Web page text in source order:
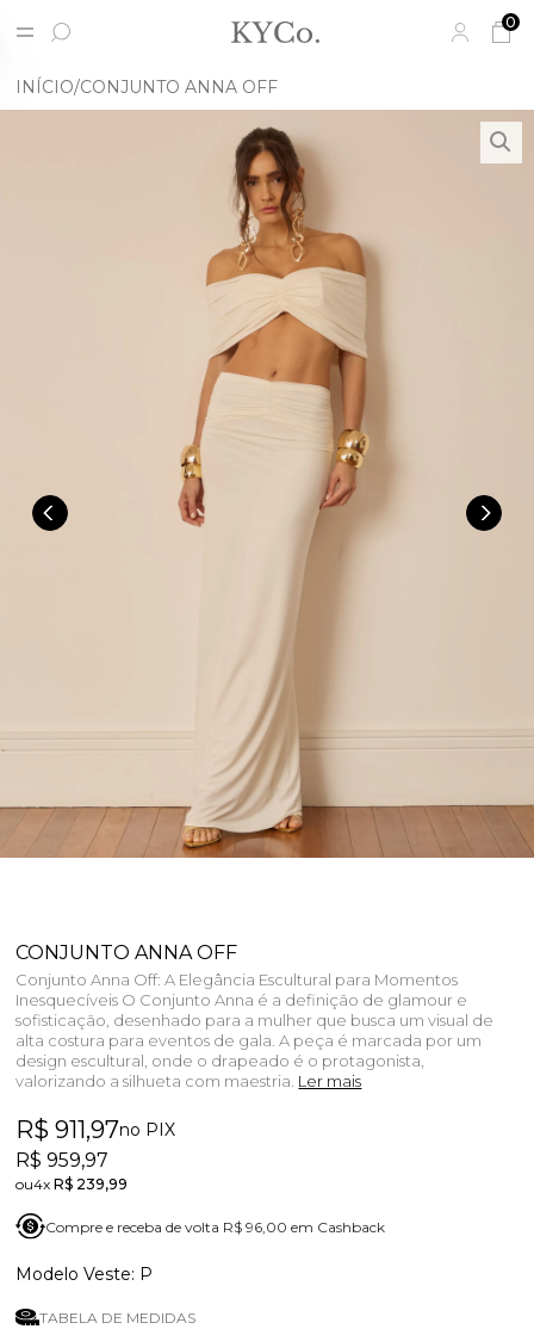
0
INÍCIO CONJUNTO ANNA OFF
CONJUNTO ANNA OFF
Conjunto Anna Off: A Elegância Escultural para Momentos
Inesquecíveis O Conjunto Anna é a definição de glamour e
sofisticação, desenhado para a mulher que busca um visual de
alta costura para eventos de gala. A peça é marcada por um
design escultural, onde o drapeado é o protagonista,
valorizando a silhueta com maestria. Ler mais
R$ 911,97no PIX
R$ 959,97
4xR$ 239,99
Compre e receba de volta R$ 96,00 em Cashback
P
TABELA DE MEDIDAS